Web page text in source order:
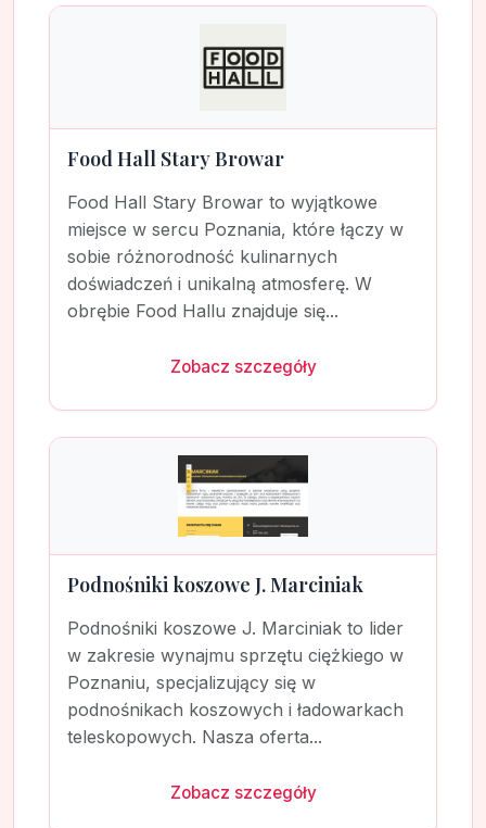
Food Hall Stary Browar
Food Hall Stary Browar to wyjątkowe
miejsce w sercu Poznania, które łączy w
sobie różnorodność kulinarnych
doświadczeń i unikalną atmosferę. W
obrębie Food Hallu znajduje się...
Zobacz szczegóły
Podnośniki koszowe J. Marciniak
Podnośniki koszowe J. Marciniak to lider
w zakresie wynajmu sprzętu ciężkiego w
Poznaniu, specjalizujący się w
podnośnikach koszowych i ładowarkach
teleskopowych. Nasza oferta...
Zobacz szczegóły